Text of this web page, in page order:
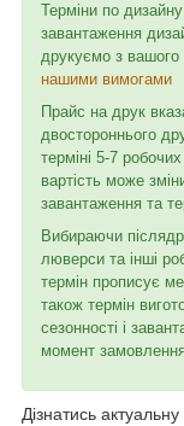
Терміни по
завантаження
друкуємо з вашого
нашими вимогами
Прайс на друк
двостороннього
терміні 5-7
вартість може
завантаження та
Вибираючи
люверси та інші
термін прописує
також термін
сезонності і
момент
Дізнатись